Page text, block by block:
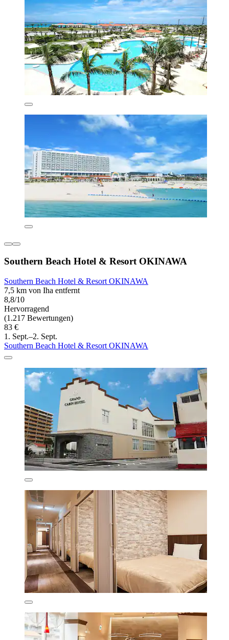
Southern Beach Hotel & Resort OKINAWA
Southern Beach Hotel & Resort OKINAWA
7,5 km von Iha entfernt
8,8/10
Hervorragend
(1.217 Bewertungen)
83 €
1. Sept.–2. Sept.
Southern Beach Hotel & Resort OKINAWA